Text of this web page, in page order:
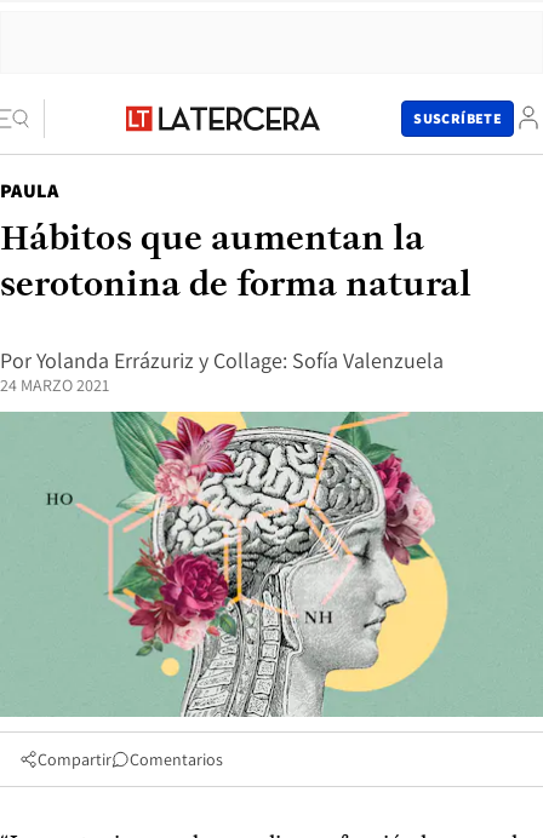
SUSCRÍBETE
PAULA
Hábitos que aumentan la
serotonina de forma natural
PorYolanda Errázuriz y Collage: Sofía Valenzuela
24 MARZO 2021
Compartir Comentarios